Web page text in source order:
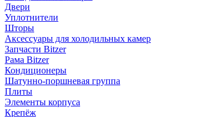
Двери
Уплотнители
Шторы
Аксессуары для холодильных камер
Запчасти Bitzer
Рама Bitzer
Кондиционеры
Шатунно-поршневая группа
Плиты
Элементы корпуса
Крепёж